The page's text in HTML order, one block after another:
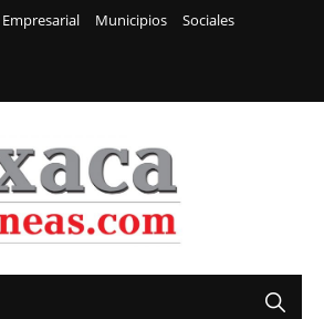
Empresarial Municipios
Sociales